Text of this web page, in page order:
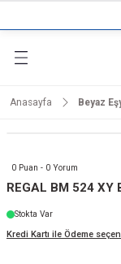
Ürünleri
& Ses Sistemleri
Anasayfa Beyaz
0 Puan - 0 Yorum
REGAL BM 524 XY
Stokta Var
Kredi Kartı ile Ödeme